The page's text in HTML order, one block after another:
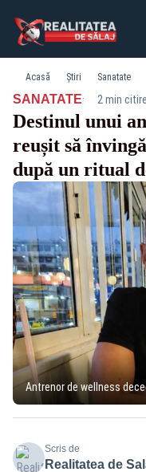
Acasă Știri Sanatate
SANATATE· 2 min citire
Destinul unui
reușit să
după un ritual
Antrenor de wellness
Scris de
Realitatea de